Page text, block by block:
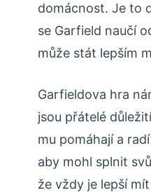
domácnost. Je to
se Garfield naučí
může stát lepším
Garfieldova hra
jsou přátelé
mu pomáhají a
aby mohl splnit
že vždy je lepší